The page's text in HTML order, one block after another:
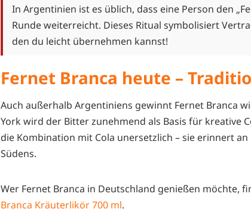
In Argentinien ist es üblich, dass eine Person den
Runde weiterreicht. Dieses Ritual symbolisiert
den du leicht übernehmen kannst!
Fernet Branca heute –
Auch außerhalb Argentiniens gewinnt Fernet Branca
York wird der Bitter zunehmend als Basis für kreative
die Kombination mit Cola unersetzlich – sie erinnert
Südens.
Wer Fernet Branca in Deutschland genießen möchte,
Branca Kräuterlikör 700 ml.